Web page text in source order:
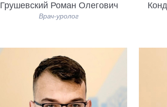
Грушевский Роман Олегович
Врач-уролог